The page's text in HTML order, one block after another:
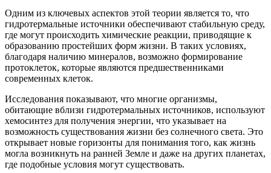
Одним из ключевых аспектов этой теории является то, что
гидротермальные источники обеспечивают стабильную среду,
где могут происходить химические реакции, приводящие к
образованию простейших форм жизни. В таких условиях,
благодаря наличию минералов, возможно формирование
протоклеток, которые являются предшественниками
современных клеток.
Исследования показывают, что многие организмы,
обитающие вблизи гидротермальных источников, используют
хемосинтез для получения энергии, что указывает на
возможность существования жизни без солнечного света. Это
открывает новые горизонты для понимания того, как жизнь
могла возникнуть на ранней Земле и даже на других планетах,
где подобные условия могут существовать.